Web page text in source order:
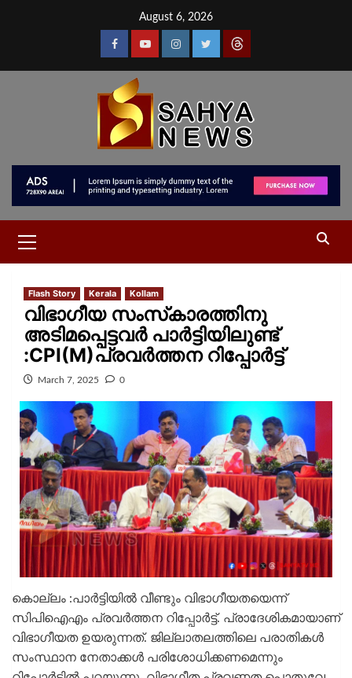
August 6, 2026
Flash Story Kerala Kollam
വിഭാഗീയ സംസ്‍കാരത്തിനു
അടിമപ്പെട്ടവർ പാർട്ടിയിലുണ്ട്
:CPI(M)പ്രവർത്തന റിപ്പോർട്ട്
March 7, 2025 0
കൊല്ലം :പാർട്ടിയിൽ വീണ്ടും വിഭാഗീയതയെന്ന്
സിപിഐഎം പ്രവർത്തന റിപ്പോർട്ട്. പ്രാദേശികമായാണ്
വിഭാഗീയത ഉയരുന്നത്. ജില്ലാതലത്തിലെ പരാതികൾ
സംസ്ഥാന നേതാക്കൾ പരിശോധിക്കണമെന്നും